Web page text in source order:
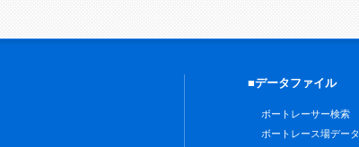
■データファイル
ボートレーサー検索
ボートレース場データ